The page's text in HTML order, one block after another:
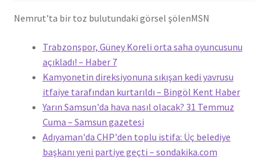
Nemrut'ta bir toz bulutundaki görsel şölenMSN
Trabzonspor, Güney Koreli orta saha oyuncusunu
açıkladı! – Haber 7
Kamyonetin direksiyonuna sıkışan kedi yavrusu
itfaiye tarafından kurtarıldı – Bingöl Kent Haber
Yarın Samsun'da hava nasıl olacak? 31 Temmuz
Cuma – Samsun gazetesi
Adıyaman'da CHP'den toplu istifa: Üç belediye
başkanı yeni partiye geçti – sondakika.com